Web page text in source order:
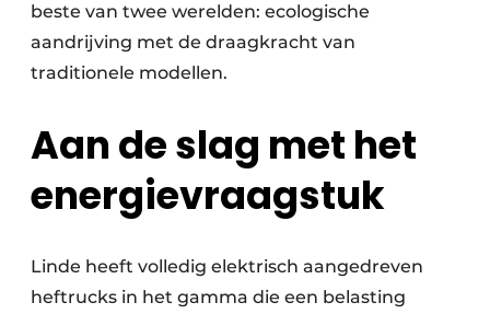
beste van twee werelden: ecologische
aandrijving met de draagkracht van
traditionele modellen.
Aan de slag met het
energievraagstuk
Linde heeft volledig elektrisch aangedreven
heftrucks in het gamma die een belasting